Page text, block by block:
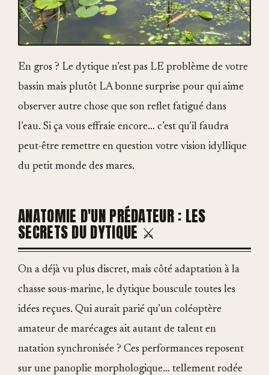
En gros ? Le dytique n’est pas LE problème de votre
bassin mais plutôt LA bonne surprise pour qui aime
observer autre chose que son reflet fatigué dans
l’eau. Si ça vous effraie encore… c’est qu’il faudra
peut-être remettre en question votre vision idyllique
du petit monde des mares.
ANATOMIE D'UN PRÉDATEUR : LES
SECRETS DU DYTIQUE ⚔️
On a déjà vu plus discret, mais côté adaptation à la
chasse sous-marine, le dytique bouscule toutes les
idées reçues. Qui aurait parié qu’un coléoptère
amateur de marécages ait autant de talent en
natation synchronisée ? Ces performances reposent
sur une panoplie morphologique… tellement rodée